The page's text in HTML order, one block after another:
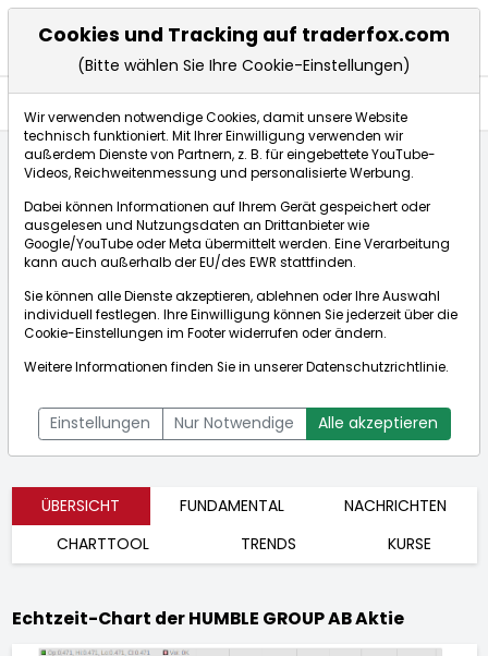
Börse:
SE0006261046]
Aktienkurse
Bid:0,466€Ask:0,556€
ÜBERSICHT FUNDAMENTAL
NACHRICHTEN
CHARTTOOL
TRENDS KURSE
Echtzeit-Chart der HUMBLE GROUP AB Aktie
Cookies und Tracking auf traderfox.com
(Bitte wählen Sie Ihre Cookie-Einstellungen)
Wir verwenden notwendige Cookies, damit unsere Website
technisch funktioniert. Mit Ihrer Einwilligung verwenden wir
außerdem Dienste von Partnern, z. B. für eingebettete YouTube-
Videos, Reichweitenmessung und personalisierte Werbung.
Dabei können Informationen auf Ihrem Gerät gespeichert oder
ausgelesen und Nutzungsdaten an Drittanbieter wie
Google/YouTube oder Meta übermittelt werden. Eine Verarbeitung
kann auch außerhalb der EU/des EWR stattfinden.
Sie können alle Dienste akzeptieren, ablehnen oder Ihre Auswahl
individuell festlegen. Ihre Einwilligung können Sie jederzeit über die
Cookie-Einstellungen im Footer widerrufen oder ändern.
Weitere Informationen finden Sie in unsererDatenschutzrichtlinie.
Einstellungen Nur Notwendige Alle akzeptieren